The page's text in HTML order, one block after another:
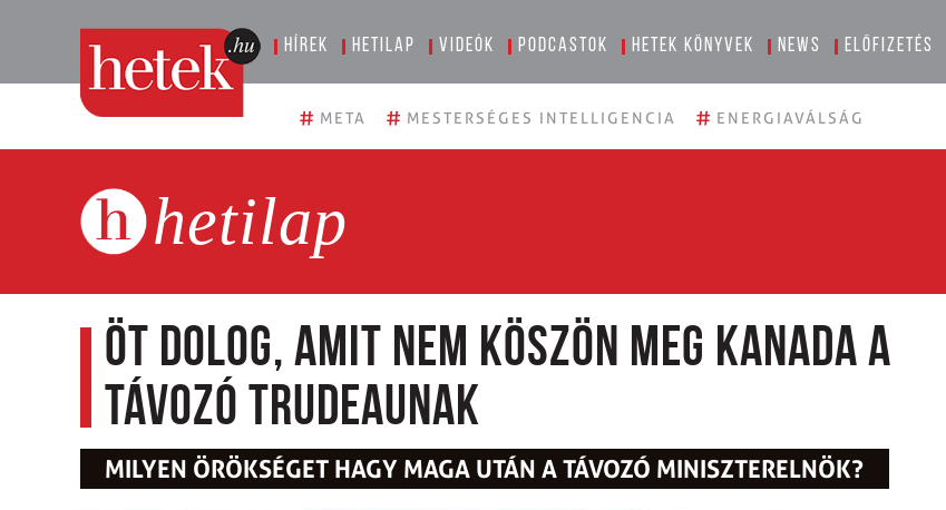
Hírek Hetilap Videók Podcastok Hetek könyvek News Előfizetés
# META # MESTERSÉGES INTELLIGENCIA # ENERGIAVÁLSÁG
hetilap
Öt dolog, amit nem köszön meg Kanada a
távozó Trudeaunak
MILYEN ÖRÖKSÉGET HAGY MAGA UTÁN A TÁVOZÓ MINISZTERELNÖK?